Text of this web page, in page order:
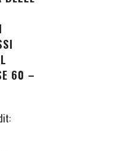
60 –